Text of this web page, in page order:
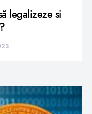
legalizeze si